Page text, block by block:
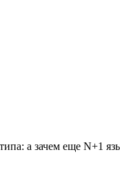
а зачем еще N+1